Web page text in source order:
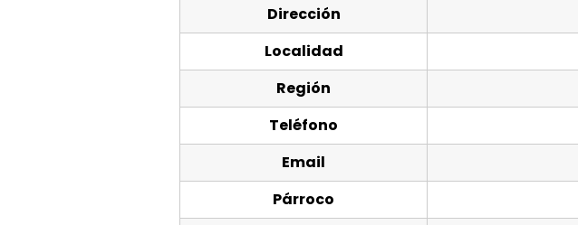
Dirección
Localidad
Región
Teléfono
Email
Párroco